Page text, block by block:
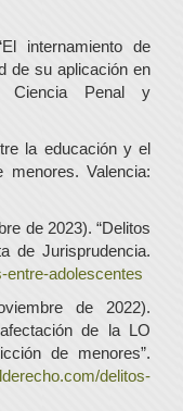
internamiento de
de su aplicación en
Ciencia Penal y
la educación y el
Valencia:
de 2023). “Delitos
de Jurisprudencia.
entre-adolescentes
de 2022).
de la LO
de menores”.
delitos-